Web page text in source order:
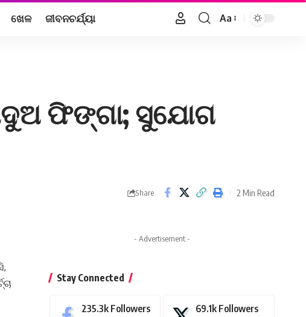
ଖେଳ ଜୀବନଚର୍ଯ୍ୟା
Font
Aa
ଫିଙ୍ଗା; ସୁଯୋଗ
Share 2 Min Read
- Advertisement -
Stay Connected
235.3k Followers 69.1k Followers